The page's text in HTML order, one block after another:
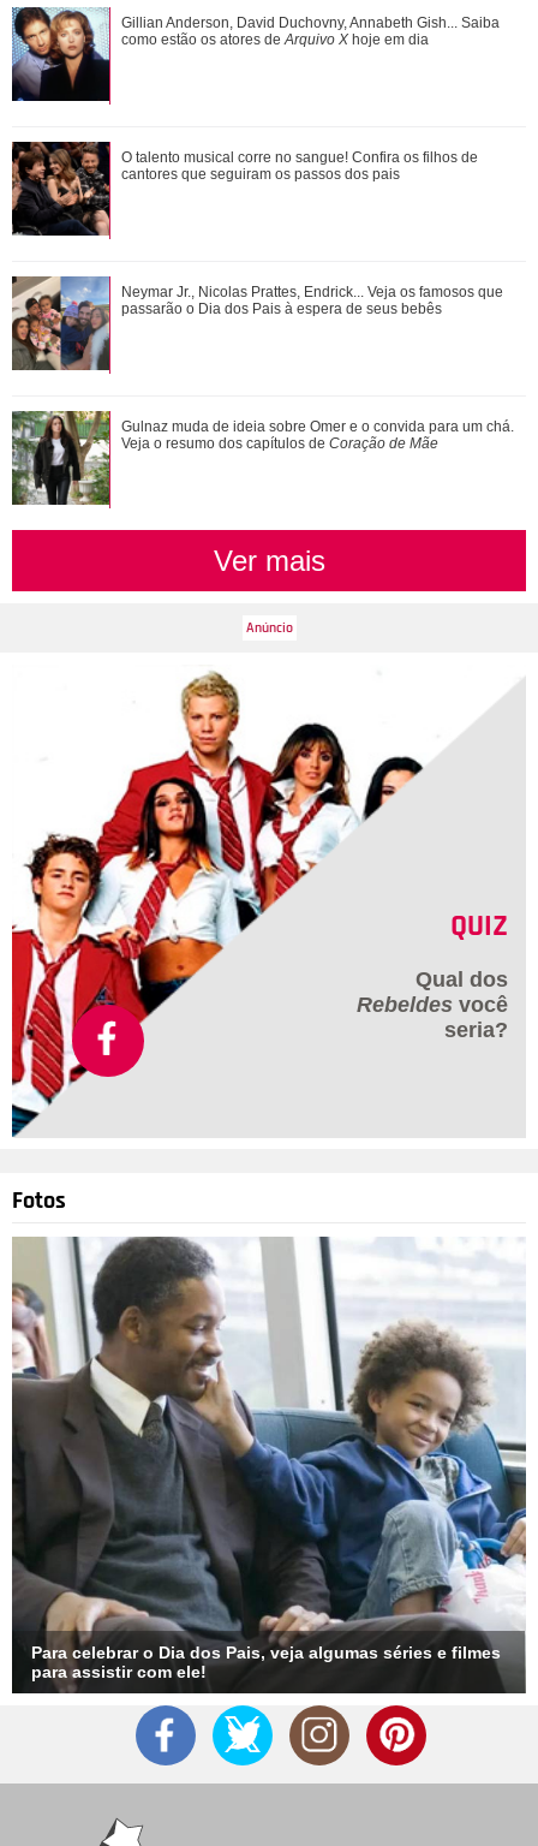
Gulnaz muda de ideia sobre Omer e o convida para um chá.
Veja o resumo dos capítulos de Cor...
Neymar Jr., Nicolas Prattes, Endrick... Veja os famosos que
passarão o Dia dos Pais à esper...
Bruna Marquezine, Camila Cabello, Hailey Bieber...
Relembre os amores - e affairs - de Shawn ...
Alexandre Nero, Edson Celulari, Daniel... Veja os famosos
que foram papais mais velhos
Gillian Anderson, David Duchovny, Annabeth Gish... Saiba
como estão os atores deArquivo X hoje em dia
O talento musical corre no sangue! Confira os filhos de
cantores que seguiram os passos dos pais
Neymar Jr., Nicolas Prattes, Endrick... Veja os famosos que
passarão o Dia dos Pais à espera de seus bebês
Gulnaz muda de ideia sobre Omer e o convida para um chá.
Veja o resumo dos capítulos de Coração de Mãe
Ver mais
QUIZ
Qual dos
Rebeldes você
seria?
Fotos
Para celebrar o Dia dos Pais, veja algumas séries e filmes
para assistir com ele!